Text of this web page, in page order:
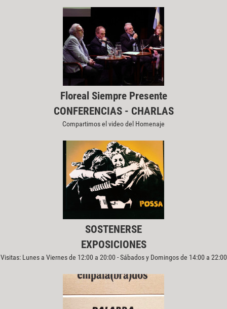
Floreal Siempre Presente
CONFERENCIAS - CHARLAS
Compartimos el video del Homenaje
SOSTENERSE
EXPOSICIONES
Visitas: Lunes a Viernes de 12:00 a 20:00 - Sábados y Domingos de 14:00 a 22:00